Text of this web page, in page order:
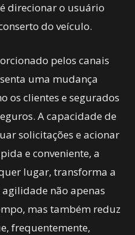
direcionar o usuário
do veículo.
pelos canais
uma mudança
os clientes e segurados
A capacidade de
solicitações e acionar
e conveniente, a
lugar, transforma a
não apenas
mas também reduz
frequentemente,